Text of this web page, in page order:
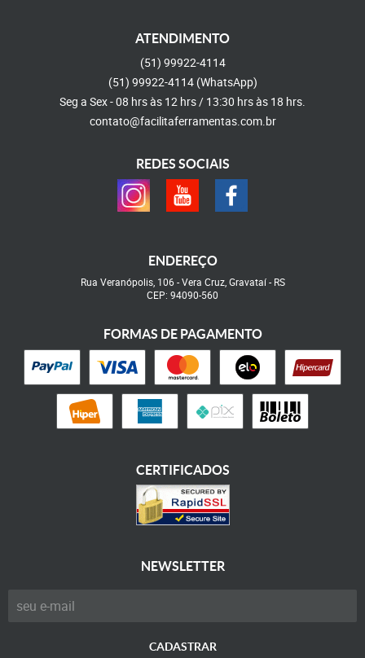
ATENDIMENTO
(51) 99922-4114
(51) 99922-4114 (WhatsApp)
Seg a Sex - 08 hrs às 12 hrs / 13:30 hrs às 18 hrs.
contato@facilitaferramentas.com.br
REDES SOCIAIS
ENDEREÇO
Rua Veranópolis, 106 -Vera Cruz, Gravataí- RS
CEP: 94090-560
FORMAS DE PAGAMENTO
CERTIFICADOS
NEWSLETTER
CADASTRAR